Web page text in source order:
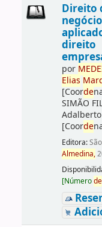
Direito
direito
por MEDE
Elias
[Coorde
SIMÃO
Adalberto
[Coorde
Editora:
Almedina,
[Númerode